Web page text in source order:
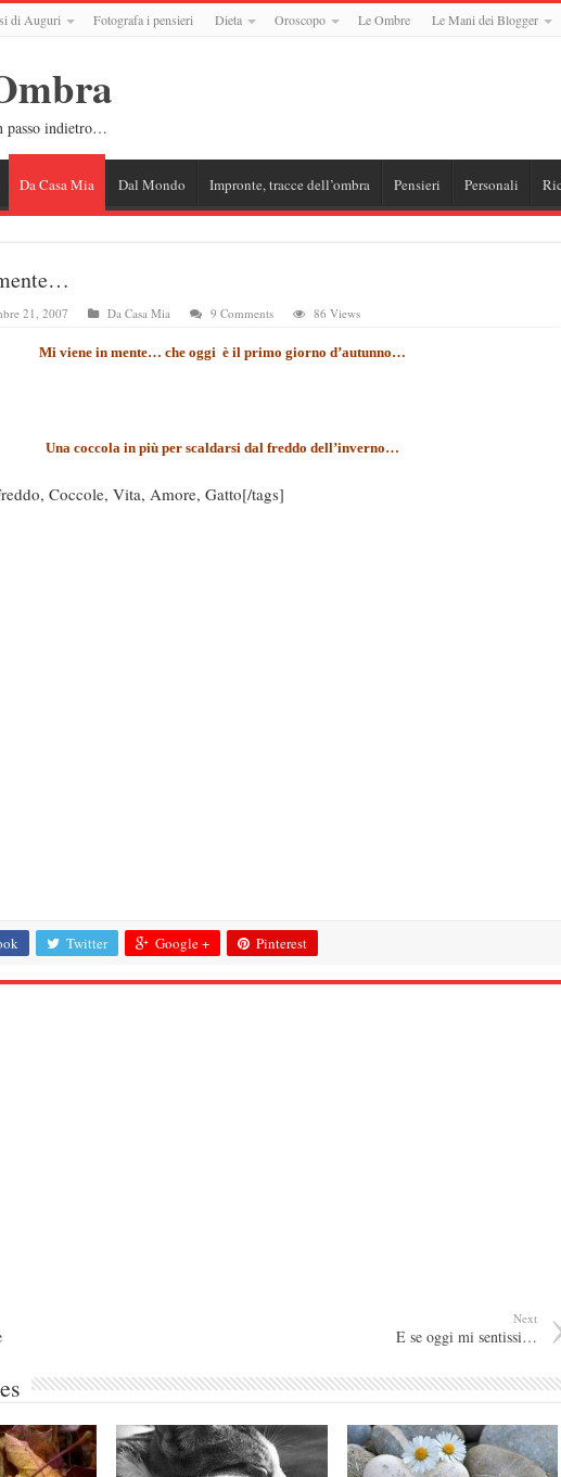
di Auguri Fotografa i pensieri Dieta Oroscopo Le Ombre Le Mani dei Blogger
passo indietro…
Da Casa Mia Dal Mondo Impronte, tracce dell’ombra Pensieri Personali
21, 2007 Da Casa Mia 9 Comments 86 Views
Mi viene in mente… che oggi è il primo giorno d’autunno…
Una coccola in più per scaldarsi dal freddo dell’inverno…
Coccole, Vita, Amore, Gatto[/tags]
Twitter Google + Pinterest
Next
E se oggi mi sentissi…